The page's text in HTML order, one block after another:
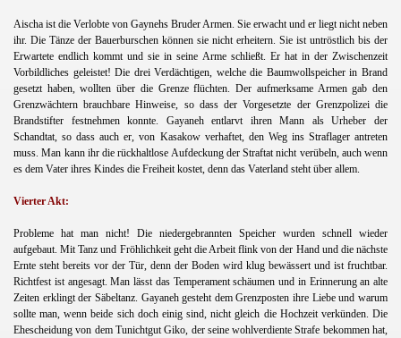
Aischa ist die Verlobte von Gaynehs Bruder Armen. Sie erwacht und er liegt nicht neben
ihr. Die Tänze der Bauerburschen können sie nicht erheitern. Sie ist untröstlich bis der
Erwartete endlich kommt und sie in seine Arme schließt. Er hat in der Zwischenzeit
Vorbildliches geleistet! Die drei Verdächtigen, welche die Baumwollspeicher in Brand
gesetzt haben, wollten über die Grenze flüchten. Der aufmerksame Armen gab den
Grenzwächtern brauchbare Hinweise, so dass der Vorgesetzte der Grenzpolizei die
Brandstifter festnehmen konnte. Gayaneh entlarvt ihren Mann als Urheber der
Schandtat, so dass auch er, von Kasakow verhaftet, den Weg ins Straflager antreten
muss. Man kann ihr die rückhaltlose Aufdeckung der Straftat nicht verübeln, auch wenn
es dem Vater ihres Kindes die Freiheit kostet, denn das Vaterland steht über allem.
Vierter Akt:
Probleme hat man nicht! Die niedergebrannten Speicher wurden schnell wieder
aufgebaut. Mit Tanz und Fröhlichkeit geht die Arbeit flink von der Hand und die nächste
Ernte steht bereits vor der Tür, denn der Boden wird klug bewässert und ist fruchtbar.
Richtfest ist angesagt. Man lässt das Temperament schäumen und in Erinnerung an alte
Zeiten erklingt der Säbeltanz. Gayaneh gesteht dem Grenzposten ihre Liebe und warum
sollte man, wenn beide sich doch einig sind, nicht gleich die Hochzeit verkünden. Die
Ehescheidung von dem Tunichtgut Giko, der seine wohlverdiente Strafe bekommen hat,